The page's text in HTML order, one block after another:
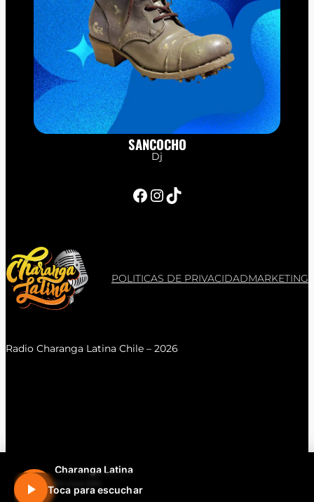
Charanga Latina
En vivo 24h
Toca para escuchar
SANCOCHO
Dj
Facebook InstagramTikTok
POLITICAS DE PRIVACIDADMARKETING
Radio Charanga Latina Chile – 2026